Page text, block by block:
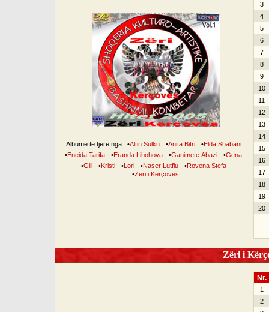
Albume të tjerë nga •Altin Sulku •Anita Bitri •Elda Shabani
•Eneida Tarifa •Eranda Libohova •Ganimete Abazi •Gena
•Gili •Kristi •Lori •Naser Lutfiu •Rovena Stefa
•Zëri i Kërçovës
3
4
5
6
7
8
9
10
11
12
13
14
15
16
17
18
19
20
Zëri i
Nr.
1
2